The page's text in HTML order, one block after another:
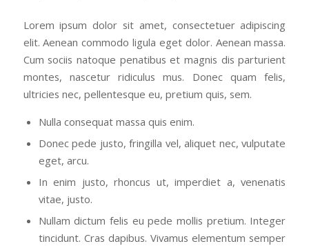
Lorem ipsum dolor sit amet, consectetuer adipiscing
elit. Aenean commodo ligula eget dolor. Aenean massa.
Cum sociis natoque penatibus et magnis dis parturient
montes, nascetur ridiculus mus. Donec quam felis,
ultricies nec, pellentesque eu, pretium quis, sem.
Nulla consequat massa quis enim.
Donec pede justo, fringilla vel, aliquet nec, vulputate
eget, arcu.
In enim justo, rhoncus ut, imperdiet a, venenatis
vitae, justo.
Nullam dictum felis eu pede mollis pretium. Integer
tincidunt. Cras dapibus. Vivamus elementum semper